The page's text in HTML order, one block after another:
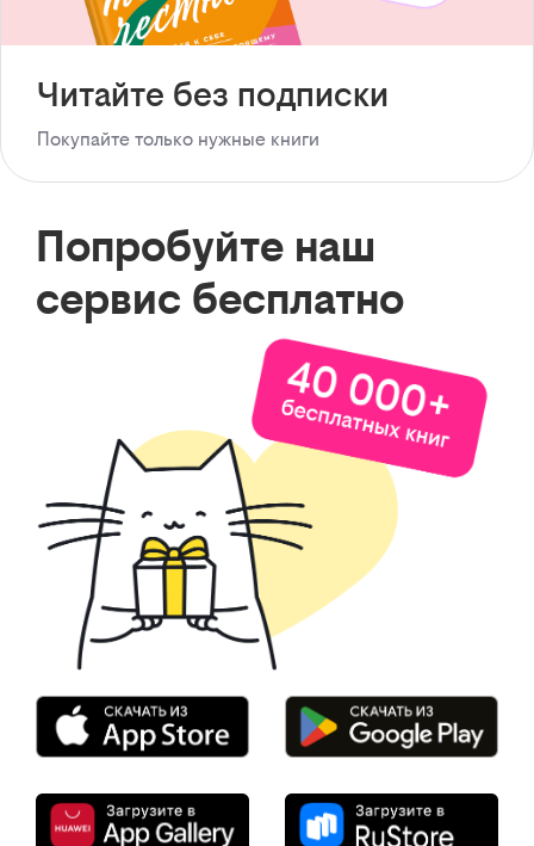
Читайте без подписки
Покупайте только нужные книги
Попробуйте наш
сервис бесплатно